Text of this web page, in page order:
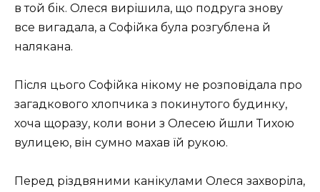
в той бік. Олеся вирішила, що подруга знову
все вигадала, а Софійка була розгублена й
налякана.
Після цього Софійка нікому не розповідала про
загадкового хлопчика з покинутого будинку,
хоча щоразу, коли вони з Олесею йшли Тихою
вулицею, він сумно махав їй рукою.
Перед різдвяними канікулами Олеся захворіла,